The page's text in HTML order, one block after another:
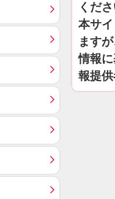
くださ
本サ
ます
情報
報提供